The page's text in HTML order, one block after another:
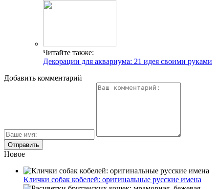
Читайте также:
Декорации для аквариума: 21 идея своими руками
Добавить комментарий
Новое
Клички собак кобелей: оригинальные русские имена